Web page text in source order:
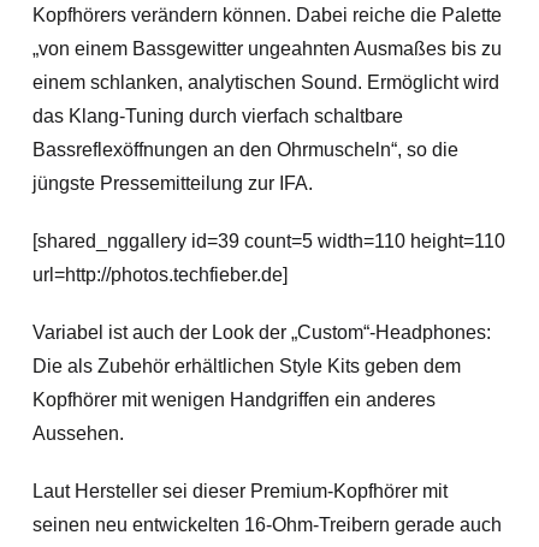
Kopfhörers verändern können. Dabei reiche die Palette
„von einem Bassgewitter ungeahnten Ausmaßes bis zu
einem schlanken, analytischen Sound. Ermöglicht wird
das Klang-Tuning durch vierfach schaltbare
Bassreflexöffnungen an den Ohrmuscheln“, so die
jüngste Pressemitteilung zur IFA.
[shared_nggallery id=39 count=5 width=110 height=110
url=http://photos.techfieber.de]
Variabel ist auch der Look der „Custom“-Headphones:
Die als Zubehör erhältlichen Style Kits geben dem
Kopfhörer mit wenigen Handgriffen ein anderes
Aussehen.
Laut Hersteller sei dieser Premium-Kopfhörer mit
seinen neu entwickelten 16-Ohm-Treibern gerade auch